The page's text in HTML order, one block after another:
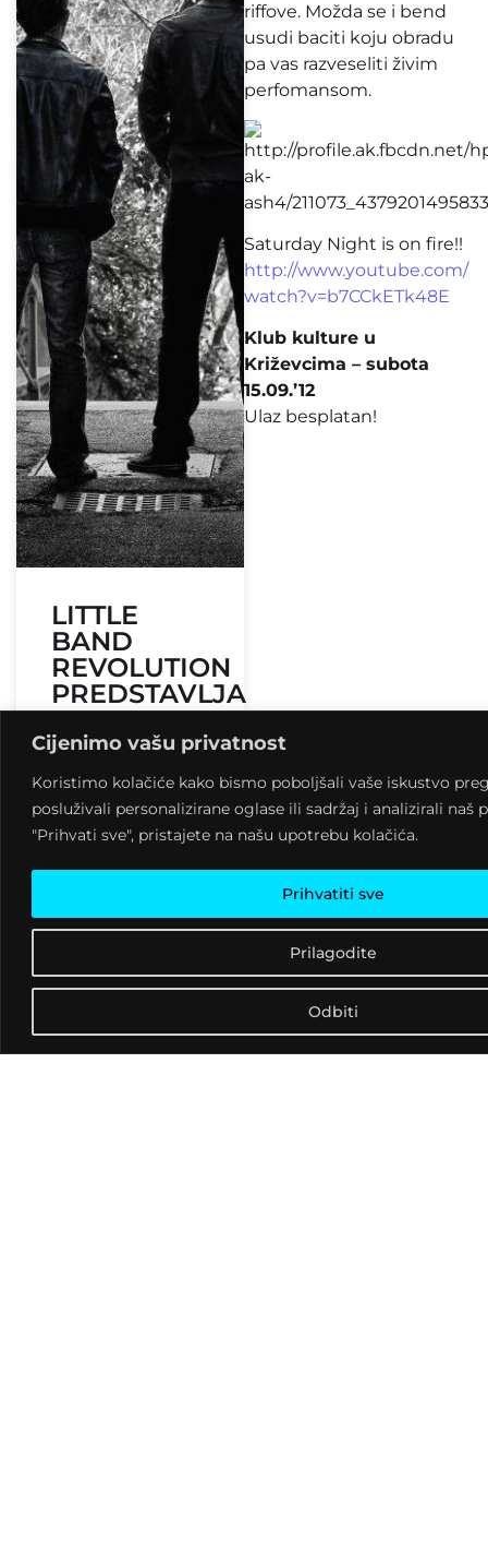
Cijenimo vašu privatnost
Koristimo kolačiće kako bismo poboljšali vaše iskustvo
posluživali personalizirane oglase ili sadržaj i analizirali naš
"Prihvati sve", pristajete na našu upotrebu kolačića.
Prilagodite
Odbiti
Prihvatiti sve
riffove. Možda se i bend
usudi baciti koju obradu
pa vas razveseliti živim
perfomansom.
Saturday Night is on fire!!
http://www.youtube.com/
watch?v=b7CCkETk48E
Klub kulture u
Križevcima – subota
15.09.’12
Ulaz besplatan!
LITTLE
BAND
REVOLUTION
PREDSTAVLJA
THE
LONELY
PASSENGERS
9 kolovoza, 2026